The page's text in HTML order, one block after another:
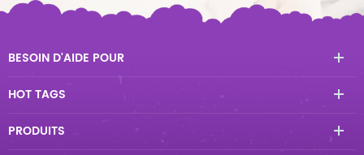
BESOIN D'AIDE POUR
HOT TAGS
PRODUITS